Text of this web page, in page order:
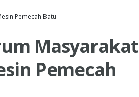
Pemecah Batu
Masyarakat
Pemecah